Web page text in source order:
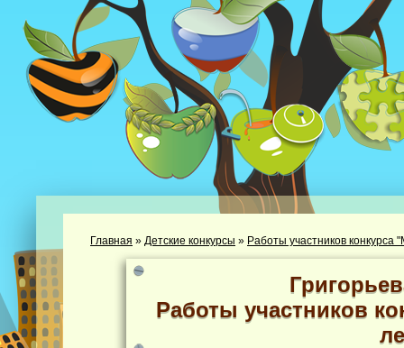
Главная » Детские конкурсы » Работы участников конкурса
Работы участников